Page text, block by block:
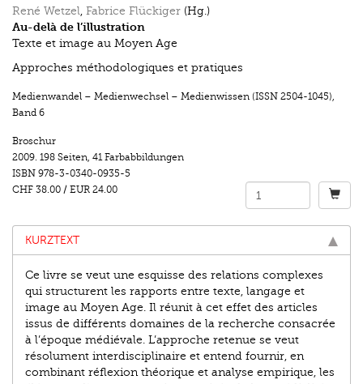
René Wetzel, Fabrice Flückiger (Hg.)
Au-delà de l’illustration
Texte et image au Moyen Age
Approches méthodologiques et pratiques
Medienwandel – Medienwechsel – Medienwissen (ISSN 2504-1045),
Band 6
Broschur
2009. 198 Seiten, 41 Farbabbildungen
ISBN 978-3-0340-0935-5
CHF 38.00 / EUR 24.00
KURZTEXT
Ce livre se veut une esquisse des relations complexes
qui structurent les rapports entre texte, langage et
image au Moyen Age. Il réunit à cet effet des articles
issus de différents domaines de la recherche consacrée
à l’époque médiévale. L’approche retenue se veut
résolument interdisciplinaire et entend fournir, en
combinant réflexion théorique et analyse empirique, les